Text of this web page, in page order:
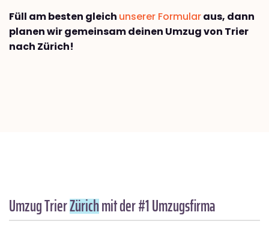
Füll am besten gleich unserer Formularaus, dann
planen wir gemeinsam deinen Umzug von Trier
nach Zürich!
Umzug TrierZürichmit der #1 Umzugsfirma